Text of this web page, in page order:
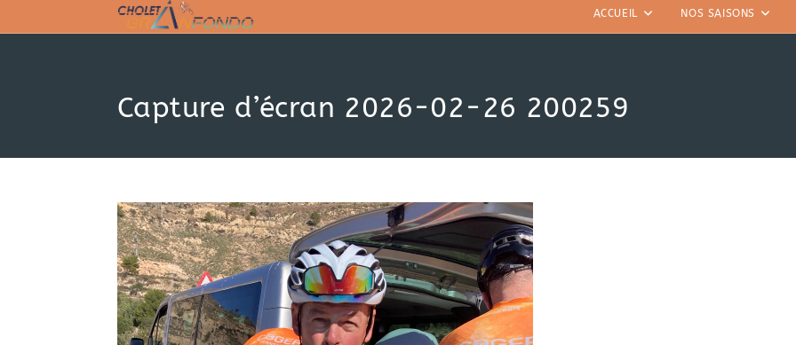
to
ACCUEIL NOS SAISONS
Capture d’écran 2026-02-26 200259